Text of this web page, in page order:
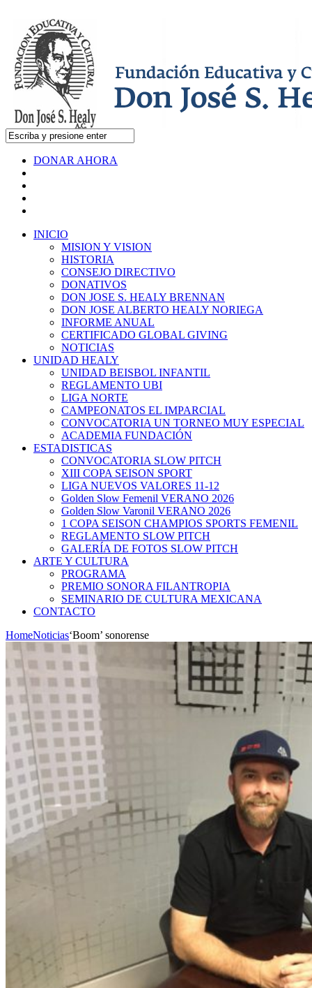
DONAR AHORA
INICIO
MISION Y VISION
HISTORIA
CONSEJO DIRECTIVO
DONATIVOS
DON JOSE S. HEALY BRENNAN
DON JOSE ALBERTO HEALY NORIEGA
INFORME ANUAL
CERTIFICADO GLOBAL GIVING
NOTICIAS
UNIDAD HEALY
UNIDAD BEISBOL INFANTIL
REGLAMENTO UBI
LIGA NORTE
CAMPEONATOS EL IMPARCIAL
CONVOCATORIA UN TORNEO MUY ESPECIAL
ACADEMIA FUNDACIÓN
ESTADISTICAS
CONVOCATORIA SLOW PITCH
XIII COPA SEISON SPORT
LIGA NUEVOS VALORES 11-12
Golden Slow Femenil VERANO 2026
Golden Slow Varonil VERANO 2026
1 COPA SEISON CHAMPIOS SPORTS FEMENIL
REGLAMENTO SLOW PITCH
GALERÍA DE FOTOS SLOW PITCH
ARTE Y CULTURA
PROGRAMA
PREMIO SONORA FILANTROPIA
SEMINARIO DE CULTURA MEXICANA
CONTACTO
HomeNoticias‘Boom’ sonorense